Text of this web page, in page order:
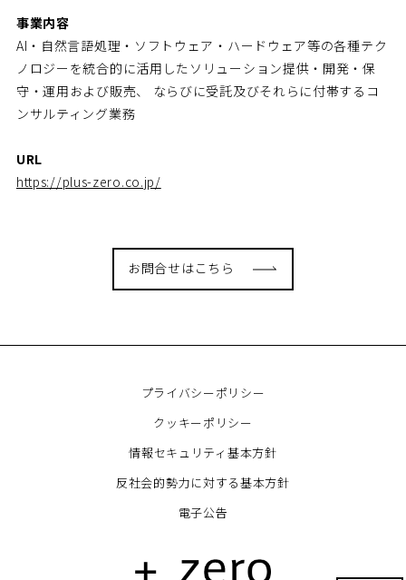
事業内容
AI・自然言語処理・ソフトウェア・ハードウェア等の各種テク
ノロジーを統合的に活用したソリューション提供・開発・保
守・運用および販売、 ならびに受託及びそれらに付帯するコ
ンサルティング業務
URL
https://plus-zero.co.jp/
お問合せはこちら
プライバシーポリシー
クッキーポリシー
情報セキュリティ基本方針
反社会的勢力に対する基本方針
電子公告